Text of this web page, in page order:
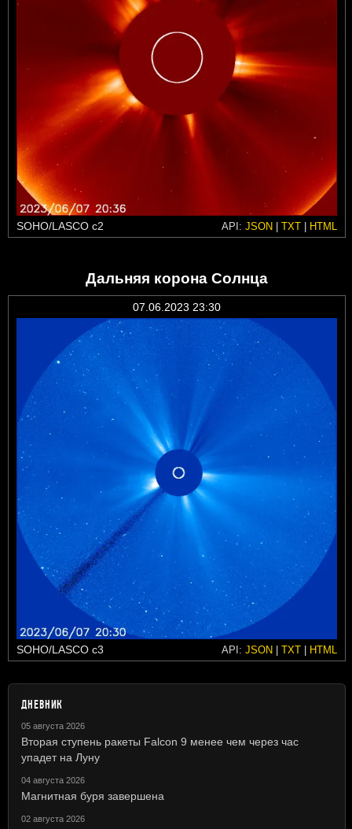
SOHO/LASCO c2 API: JSON | TXT | HTML
Дальняя корона Солнца
07.06.2023 23:30
SOHO/LASCO c3 API: JSON | TXT | HTML
ДНЕВНИК
05 августа 2026
Вторая ступень ракеты Falcon 9 менее чем через час
упадет на Луну
04 августа 2026
Магнитная буря завершена
02 августа 2026